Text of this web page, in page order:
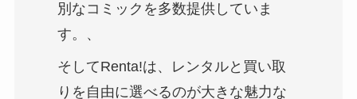
別なコミックを多数提供していま
す。、
そしてRenta!は、レンタルと買い取
りを自由に選べるのが大きな魅力な